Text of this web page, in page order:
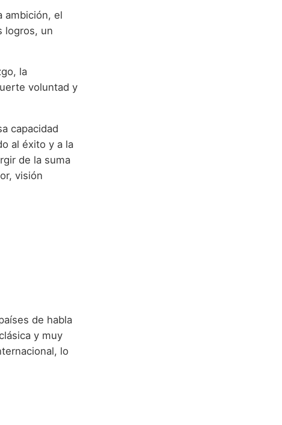
ambición, el
logros, un
la
voluntad y
capacidad
al éxito y a la
de la suma
visión
de habla
y muy
lo